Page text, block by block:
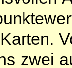
zwei